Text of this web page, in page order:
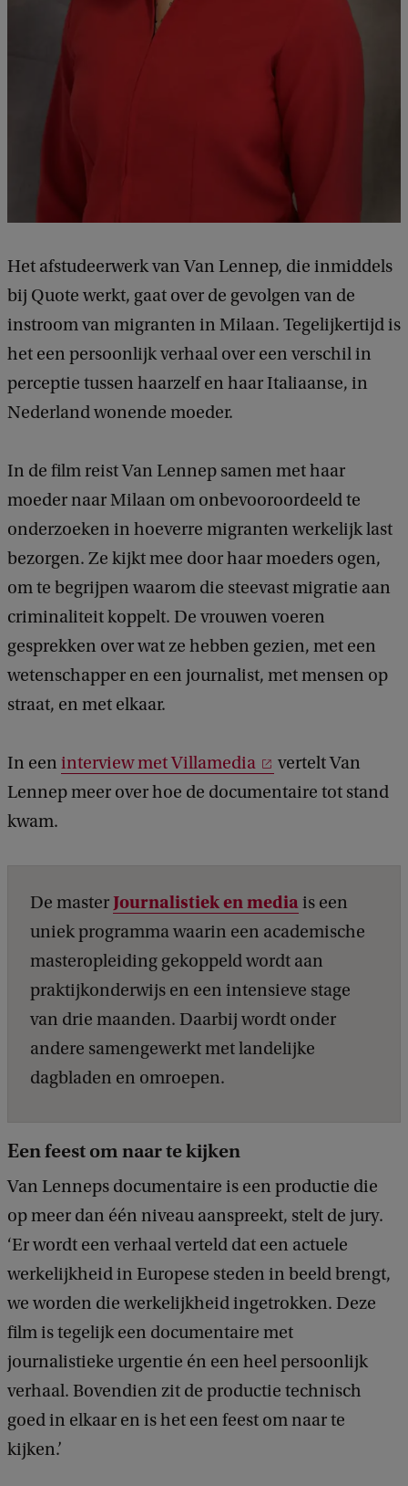
Het afstudeerwerk van Van Lennep, die inmiddels
bij Quote werkt, gaat over de gevolgen van de
instroom van migranten in Milaan. Tegelijkertijd is
het een persoonlijk verhaal over een verschil in
perceptie tussen haarzelf en haar Italiaanse, in
Nederland wonende moeder.
In de film reist Van Lennep samen met haar
moeder naar Milaan om onbevooroordeeld te
onderzoeken in hoeverre migranten werkelijk last
bezorgen. Ze kijkt mee door haar moeders ogen,
om te begrijpen waarom die steevast migratie aan
criminaliteit koppelt. De vrouwen voeren
gesprekken over wat ze hebben gezien, met een
wetenschapper en een journalist, met mensen op
straat, en met elkaar.
In een interview met Villamedia
vertelt Van
Lennep meer over hoe de documentaire tot stand
kwam.
De masterJournalistiek en mediais een
uniek programma waarin een academische
masteropleiding gekoppeld wordt aan
praktijkonderwijs en een intensieve stage
van drie maanden. Daarbij wordt onder
andere samengewerkt met landelijke
dagbladen en omroepen.
Een feest om naar te kijken
Van Lenneps documentaire is een productie die
op meer dan één niveau aanspreekt, stelt de jury.
‘Er wordt een verhaal verteld dat een actuele
werkelijkheid in Europese steden in beeld brengt,
we worden die werkelijkheid ingetrokken. Deze
film is tegelijk een documentaire met
journalistieke urgentie én een heel persoonlijk
verhaal. Bovendien zit de productie technisch
goed in elkaar en is het een feest om naar te
kijken.’